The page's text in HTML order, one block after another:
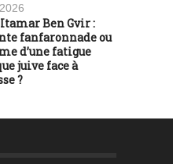
Ben Gvir :
fanfaronnade ou
d’une fatigue
juive face à
?